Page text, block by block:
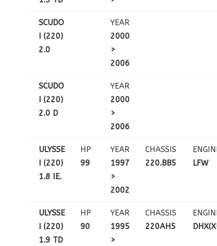
SCUDO
I (220)
2.0
YEAR
2000
>
2006
SCUDO
I (220)
2.0 D
YEAR
2000
>
2006
ULYSSE
I (220)
1.8 IE.
HP
99
YEAR
1997
>
2002
CHASSIS
220.BB5
LFW
ULYSSE
I (220)
1.9 TD
HP
90
YEAR
1995
>
CHASSIS
220AH5